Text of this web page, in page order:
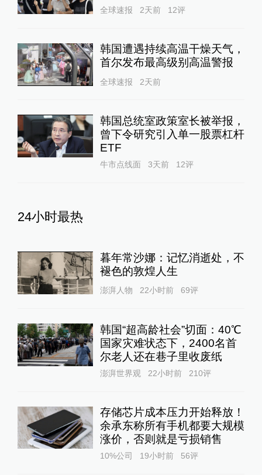
全球速报 2天前 12评
韩国遭遇持续高温干燥天气，
首尔发布最高级别高温警报
全球速报 2天前
韩国总统室政策室长被举报，
曾下令研究引入单一股票杠杆
ETF
牛市点线面 3天前 12评
24小时最热
暮年常沙娜：记忆消逝处，不
褪色的敦煌人生
澎湃人物 22小时前 69评
韩国“超高龄社会”切面：40℃
国家灾难状态下，2400名首
尔老人还在巷子里收废纸
澎湃世界观 22小时前 210评
存储芯片成本压力开始释放！
余承东称所有手机都要大规模
涨价，否则就是亏损销售
10%公司 19小时前 56评